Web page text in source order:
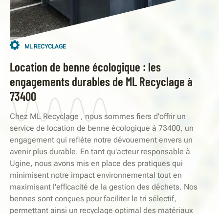
ML RECYCLAGE
Location de benne écologique : les
engagements durables de ML Recyclage à
73400
Chez ML Recyclage , nous sommes fiers d'offrir un
service de location de benne écologique à 73400, un
engagement qui reflète notre dévouement envers un
avenir plus durable. En tant qu'acteur responsable à
Ugine, nous avons mis en place des pratiques qui
minimisent notre impact environnemental tout en
maximisant l'efficacité de la gestion des déchets. Nos
bennes sont conçues pour faciliter le tri sélectif,
permettant ainsi un recyclage optimal des matériaux